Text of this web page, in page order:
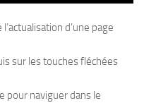
d’une page
sur les touches fléchées
pour naviguer dans le